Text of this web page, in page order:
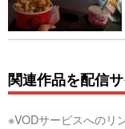
関連作品を配信
※VODサービスへのリ